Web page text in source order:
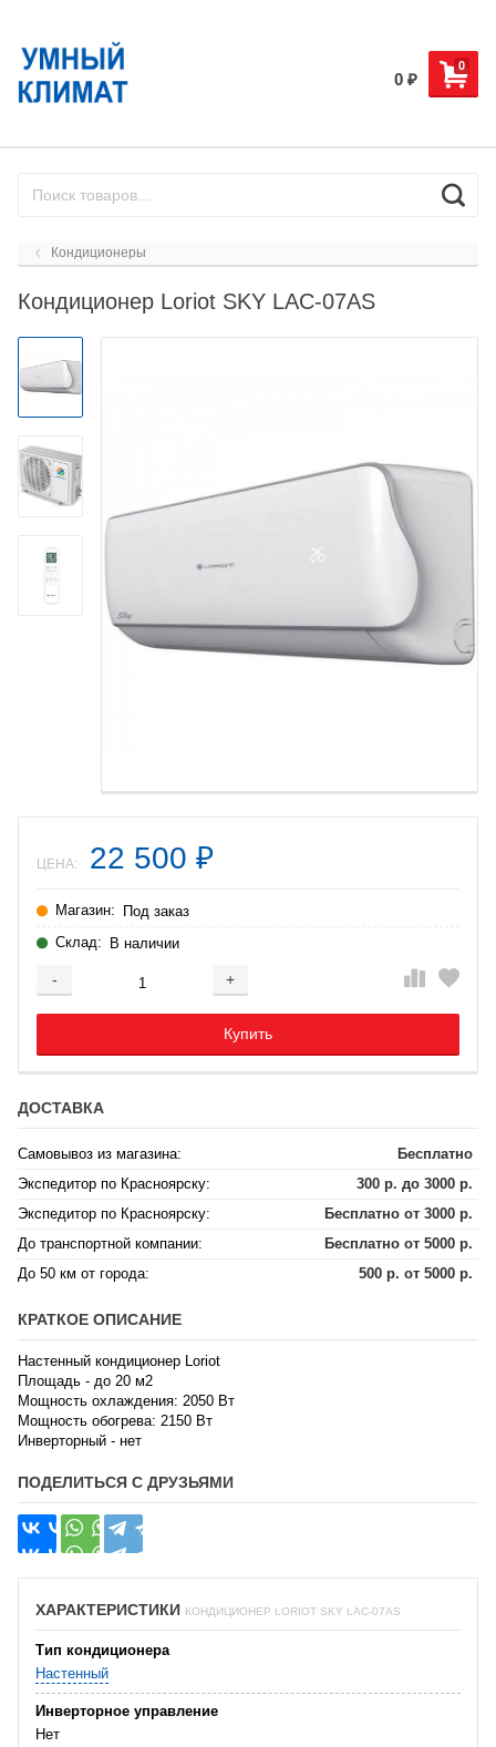
0
0 ₽
Кондиционеры
Кондиционер Loriot SKY LAC-07AS
ЦЕНА: 22 500 ₽
Магазин: Под заказ
Склад: В наличии
- +
Добавляется...
Купить
Добавлен
ДОСТАВКА
Самовывоз из магазина:
Бесплатно
Экспедитор по Красноярску:
300 р. до 3000 р.
Экспедитор по Красноярску:
Бесплатно от 3000 р.
До транспортной компании:
Бесплатно от 5000 р.
До 50 км от города:
500 р. от 5000 р.
КРАТКОЕ ОПИСАНИЕ
Настенный кондиционер Loriot
Площадь - до 20 м2
Мощность охлаждения: 2050 Вт
Мощность обогрева: 2150 Вт
Инверторный - нет
ПОДЕЛИТЬСЯ С ДРУЗЬЯМИ
ХАРАКТЕРИСТИКИ КОНДИЦИОНЕР LORIOT SKY LAC-07AS
Тип кондиционера
Настенный
Инверторное управление
Нет